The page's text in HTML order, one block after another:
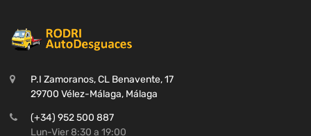
P.I Zamoranos, CL Benavente, 17
29700 Vélez-Málaga, Málaga
(+34) 952 500 887
Lun-Vier 8:30 a 19:00